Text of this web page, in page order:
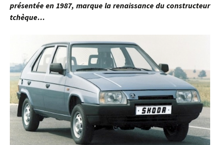
présentée en 1987, marque la renaissance du constructeur
tchèque…